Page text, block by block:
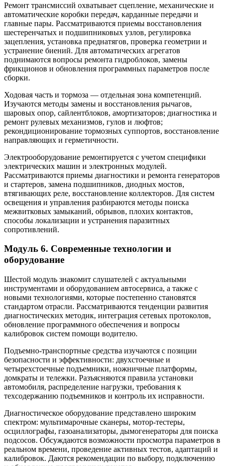
Ремонт трансмиссий охватывает сцепление, механические и
автоматические коробки передач, карданные передачи и
главные пары. Рассматриваются приемы восстановления
шестеренчатых и подшипниковых узлов, регулировка
зацепления, установка преднатягов, проверка геометрии и
устранение биений. Для автоматических агрегатов
поднимаются вопросы ремонта гидроблоков, замены
фрикционов и обновления программных параметров после
сборки.
Ходовая часть и тормоза — отдельная зона компетенций.
Изучаются методы замены и восстановления рычагов,
шаровых опор, сайлентблоков, амортизаторов; диагностика и
ремонт рулевых механизмов, гулов и люфтов;
рекондиционирование тормозных суппортов, восстановление
направляющих и герметичности.
Электрооборудование ремонтируется с учетом специфики
электрических машин и электронных модулей.
Рассматриваются приемы диагностики и ремонта генераторов
и стартеров, замена подшипников, диодных мостов,
втягивающих реле, восстановление коллекторов. Для систем
освещения и управления разбираются методы поиска
межвитковых замыканий, обрывов, плохих контактов,
способы локализации и устранения паразитных
сопротивлений.
Модуль 6. Современные технологии и
оборудование
Шестой модуль знакомит слушателей с актуальными
инструментами и оборудованием автосервиса, а также с
новыми технологиями, которые постепенно становятся
стандартом отрасли. Рассматриваются тенденции развития
диагностических методик, интеграция сетевых протоколов,
обновление программного обеспечения и вопросы
калибровок систем помощи водителю.
Подъемно‑транспортные средства изучаются с позиции
безопасности и эффективности: двухстоечные и
четырехстоечные подъемники, ножничные платформы,
домкраты и тележки. Разъясняются правила установки
автомобиля, распределение нагрузки, требования к
техсодержанию подъемников и контроль их исправности.
Диагностическое оборудование представлено широким
спектром: мультимарочные сканеры, мотор‑тестеры,
осциллографы, газоанализаторы, дымогенераторы для поиска
подсосов. Обсуждаются возможности просмотра параметров в
реальном времени, проведение активных тестов, адаптаций и
калибровок. Даются рекомендации по выбору, подключению